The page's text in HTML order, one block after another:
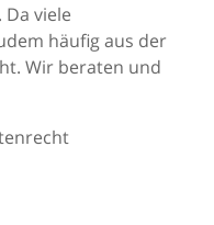
viele
häufig aus der
Wir beraten und